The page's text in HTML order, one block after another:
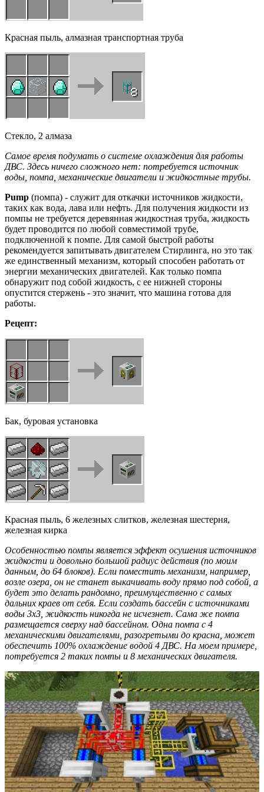
Красная пыль, алмазная транспортная труба
Стекло, 2 алмаза
Самое время подумать о системе охлаждения для работы
ДВС. Здесь ничего сложного нет: потребуется источник
воды, помпа, механические двигатели и жидкостные трубы.
Pump (помпа) - служит для откачки источников жидкости,
таких как вода, лава или нефть. Для получения жидкости из
помпы не требуется деревянная жидкостная труба, жидкость
будет проводится по любой совместимой трубе,
подключенной к помпе. Для самой быстрой работы
рекомендуется запитывать двигателем Стирлинга, но это так
же единственный механизм, который способен работать от
энергии механических двигателей. Как только помпа
обнаружит под собой жидкость, с ее нижней стороны
опустится стержень - это значит, что машина готова для
работы.
Рецепт:
Бак, буровая установка
Красная пыль, 6 железных слитков, железная шестерня,
железная кирка
Особенностью помпы является эффект осушения источников
жидкости и довольно большой радиус действия (по моим
данным, до 64 блоков). Если поместить механизм, например,
возле озера, он не станет выкачивать воду прямо под собой, а
будет это делать рандомно, преимущественно с самых
дальних краев от себя. Если создать бассейн с источниками
воды 3х3, жидкость никогда не исчезнет. Сама же помпа
размещается сверху над бассейном. Одна помпа с 4
механическими двигателями, разогретыми до красна, может
обеспечить 100% охлаждение водой 4 ДВС. На моем примере,
потребуется 2 таких помпы и 8 механических двигателя.